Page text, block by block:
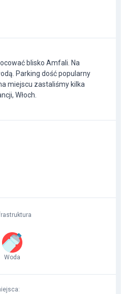
blisko Amfali. Na
Parking dość popularny
miejscu zastaliśmy kilka
Włoch.
Woda
: